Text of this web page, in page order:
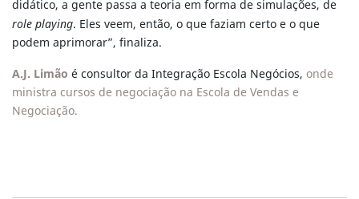
didático, a gente passa a teoria em forma de simulações, de
role playing. Eles veem, então, o que faziam certo e o que
podem aprimorar”, finaliza.
A.J. Limão é consultor da Integração Escola Negócios, onde
ministra cursos de negociação na Escola de Vendas e
Negociação.